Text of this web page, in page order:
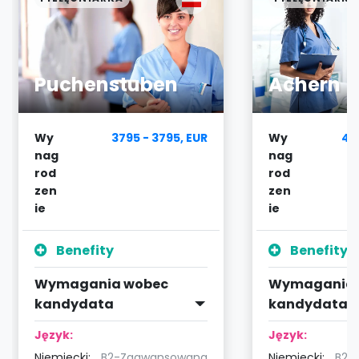
Puchenstuben
Wy
nag
rod
zen
ie
3795 - 3795, EUR
Benefity
Wymagania wobec
kandydata
Język:
Achern
Wy
nag
rod
zen
ie
Benefity
Wymagania
kandydata
Język: